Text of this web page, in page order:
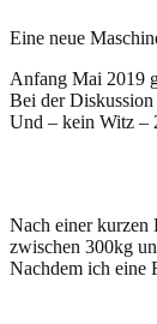
Eine neue
Anfang Mai 2019
Bei der
Und – kein Witz –
Nach einer kurzen
zwischen 300kg
Nachdem ich eine